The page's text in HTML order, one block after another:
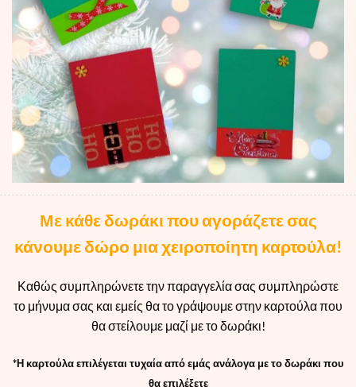
Με κάθε δωράκι που αγοράζετε σας
κάνουμε δώρο μια χειροποίητη καρτούλα!
Καθώς συμπληρώνετε την παραγγελία σας συμπληρώστε
το μήνυμα σας και εμείς θα το γράψουμε στην καρτούλα που
θα στείλουμε μαζί με το δωράκι!
*Η καρτούλα επιλέγεται τυχαία από εμάς ανάλογα με το δωράκι που
θα επιλέξετε